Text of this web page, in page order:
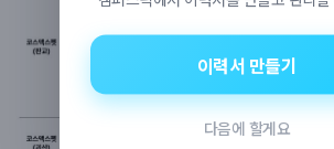
이력서 만들기
다음에 할게요